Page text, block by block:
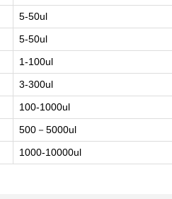
5-50ul
5-50ul
1-100ul
3-300ul
100-1000ul
500－5000ul
1000-10000ul